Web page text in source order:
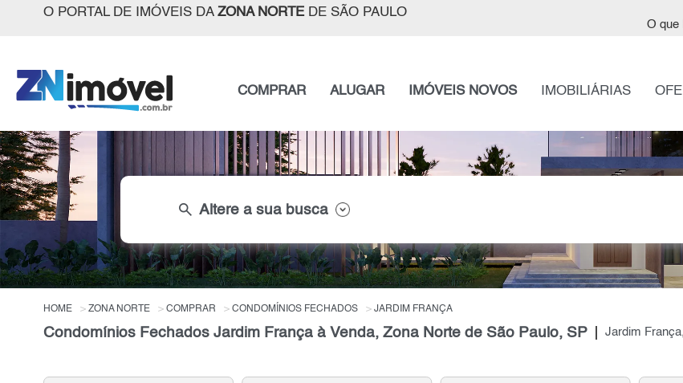
O PORTAL DE IMÓVEIS DA ZONA NORTEDE SÃO PAULO
O que
COMPRAR ALUGAR IMÓVEIS NOVOS IMOBILIÁRIAS
search Altere a sua busca
HOME ZONA NORTE COMPRAR CONDOMÍNIOS FECHADOS JARDIM FRANÇA
Condomínios Fechados Jardim França à Venda, Zona Norte de São Paulo, SP Jardim